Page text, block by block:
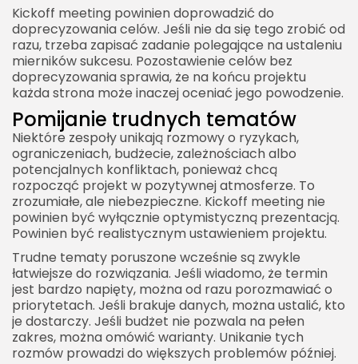
Kickoff meeting powinien doprowadzić do
doprecyzowania celów. Jeśli nie da się tego zrobić od
razu, trzeba zapisać zadanie polegające na ustaleniu
mierników sukcesu. Pozostawienie celów bez
doprecyzowania sprawia, że na końcu projektu
każda strona może inaczej oceniać jego powodzenie.
Pomijanie trudnych tematów
Niektóre zespoły unikają rozmowy o ryzykach,
ograniczeniach, budżecie, zależnościach albo
potencjalnych konfliktach, ponieważ chcą
rozpocząć projekt w pozytywnej atmosferze. To
zrozumiałe, ale niebezpieczne. Kickoff meeting nie
powinien być wyłącznie optymistyczną prezentacją.
Powinien być realistycznym ustawieniem projektu.
Trudne tematy poruszone wcześnie są zwykle
łatwiejsze do rozwiązania. Jeśli wiadomo, że termin
jest bardzo napięty, można od razu porozmawiać o
priorytetach. Jeśli brakuje danych, można ustalić, kto
je dostarczy. Jeśli budżet nie pozwala na pełen
zakres, można omówić warianty. Unikanie tych
rozmów prowadzi do większych problemów później.